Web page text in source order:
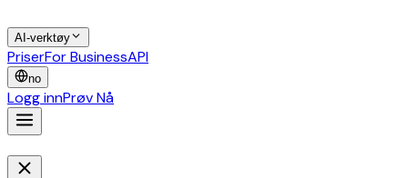
AI-verktøy
PriserFor BusinessAPI
no
Logg innPrøv Nå